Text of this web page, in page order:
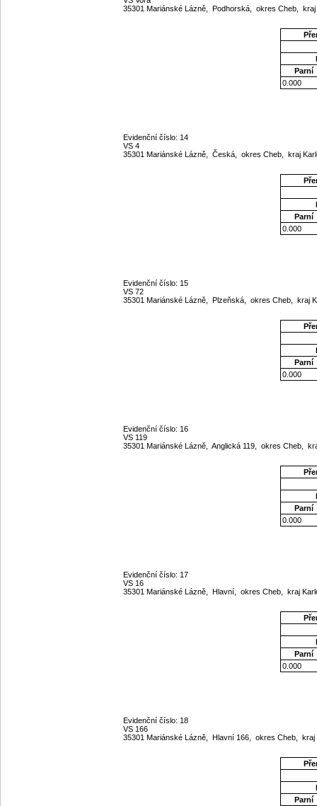
35301 Mariánské Lázně, Podhorská, okres Cheb,
Parní
0.000
Evidenční číslo: 14
VS 4
35301 Mariánské Lázně, Česká, okres Cheb, kraj
Parní
0.000
Evidenční číslo: 15
VS 72
35301 Mariánské Lázně, Plzeňská, okres Cheb, kraj
Parní
0.000
Evidenční číslo: 16
VS 119
35301 Mariánské Lázně, Anglická 119, okres Cheb,
Parní
0.000
Evidenční číslo: 17
VS 16
35301 Mariánské Lázně, Hlavní, okres Cheb, kraj
Parní
0.000
Evidenční číslo: 18
VS 166
35301 Mariánské Lázně, Hlavní 166, okres Cheb,
Parní